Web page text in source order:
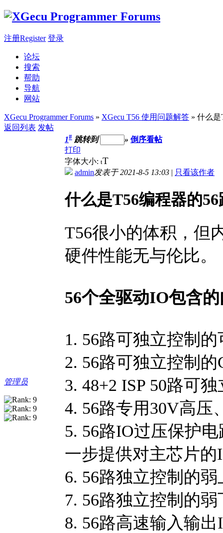
注册Register 登录
论坛
搜索
帮助
导航
网站
XGecu Programmer Forums » XGecu T56 使用问题解答 » 什么
返回列表 发帖
管理员
1# 跳转到 » 倒序看帖
打印
字体大小: tT
admin发表于 2021-8-5 13:03 | 只看该作者
什么是T56编程器的
T56很小的体积，但
硬件性能无与伦比。
56个全驱动IO包含
1. 56路可独立控制
2. 56路可独立控制的
3. 48+2 ISP 50路可
4. 56路专用30V高压
5. 56路IO过压保护
一步提供对主芯片的
6. 56路独立控制的
7. 56路独立控制的
8. 56路高速输入输